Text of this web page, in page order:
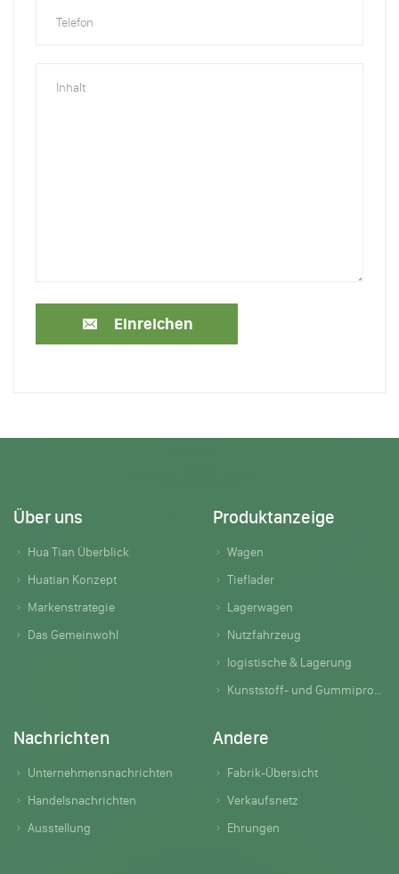
Einreichen
Über uns
Hua Tian Überblick
Huatian Konzept
Markenstrategie
Das Gemeinwohl
Produktanzeige
Wagen
Tieflader
Lagerwagen
Nutzfahrzeug
logistische & Lagerung
Kunststoff- und Gummiprodukte
Nachrichten
Unternehmensnachrichten
Handelsnachrichten
Ausstellung
Andere
Fabrik-Übersicht
Verkaufsnetz
Ehrungen